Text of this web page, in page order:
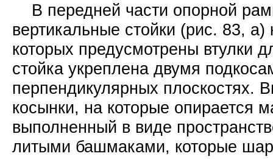
В передней части опорной
вертикальные стойки (рис. 83, а)
которых предусмотрены втулки
стойка укреплена двумя
перпендикулярных плоскостях.
косынки, на которые опирается
выполненный в виде
литыми башмаками, которые